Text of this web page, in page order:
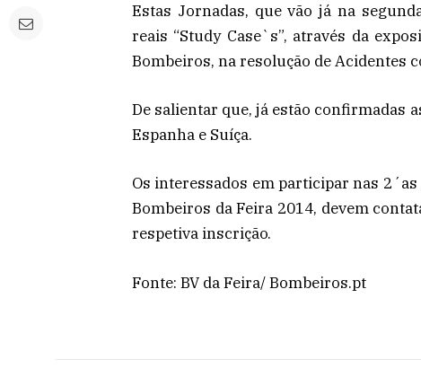
Estas Jornadas, que vão já na
reais “Study Case`s”, através da
Bombeiros, na resolução de Acidentes
De salientar que, já estão confirmadas
Espanha e Suíça.
Os interessados em participar nas
Bombeiros da Feira 2014, devem
respetiva inscrição.
Fonte: BV da Feira/ Bombeiros.pt